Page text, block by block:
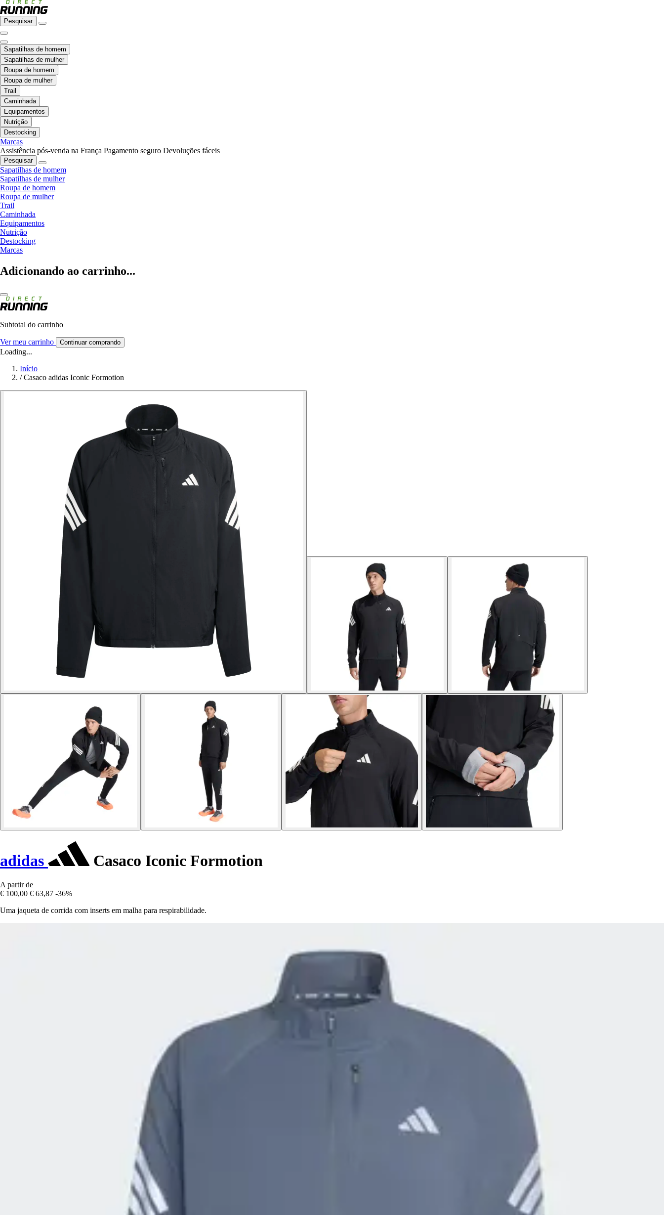
Pesquisar
Sapatilhas de homem
Sapatilhas de mulher
Roupa de homem
Roupa de mulher
Trail
Caminhada
Equipamentos
Nutrição
Destocking
Marcas
Assistência pós-venda na França Pagamento seguro Devoluções fáceis
Pesquisar
Sapatilhas de homem
Sapatilhas de mulher
Roupa de homem
Roupa de mulher
Trail
Caminhada
Equipamentos
Nutrição
Destocking
Marcas
Adicionando ao carrinho...
Subtotal do carrinho
Ver meu carrinho Continuar comprando
Loading...
Início
/ Casaco adidas Iconic Formotion
adidas Casaco Iconic Formotion
A partir de
€ 100,00 € 63,87 -36%
Uma jaqueta de corrida com inserts em malha para respirabilidade.